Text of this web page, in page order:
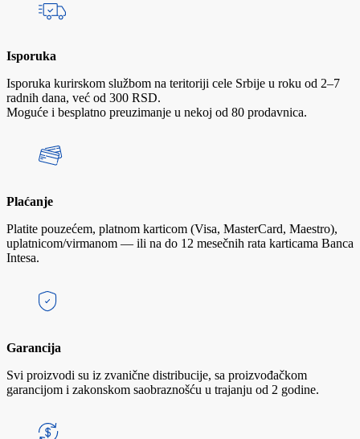
Isporuka
Isporuka kurirskom službom na teritoriji cele Srbije u roku od 2–7
radnih dana, već od 300 RSD.
Moguće i besplatno preuzimanje u nekoj od 80 prodavnica.
Plaćanje
Platite pouzećem, platnom karticom (Visa, MasterCard, Maestro),
uplatnicom/virmanom — ili na do 12 mesečnih rata karticama Banca
Intesa.
Garancija
Svi proizvodi su iz zvanične distribucije, sa proizvođačkom
garancijom i zakonskom saobraznošću u trajanju od 2 godine.